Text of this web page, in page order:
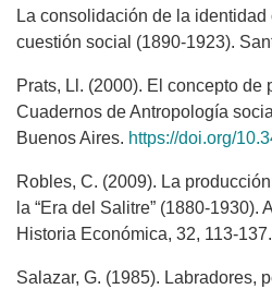
La consolidación de la
cuestión social (1890-1923).
Prats, Ll. (2000). El concepto de
Cuadernos de Antropología
Buenos Aires. https://doi.org/
Robles, C. (2009). La
la “Era del Salitre” (1880-1930).
Historia Económica, 32, 113-137.
Salazar, G. (1985). Labradores,